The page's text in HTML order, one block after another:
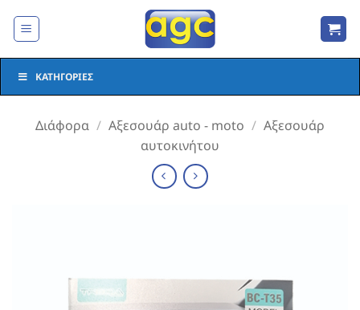
στο
ΚΑΤΗΓΟΡΊΕΣ
Διάφορα / Αξεσουάρ auto - moto / Αξεσουάρ
αυτοκινήτου